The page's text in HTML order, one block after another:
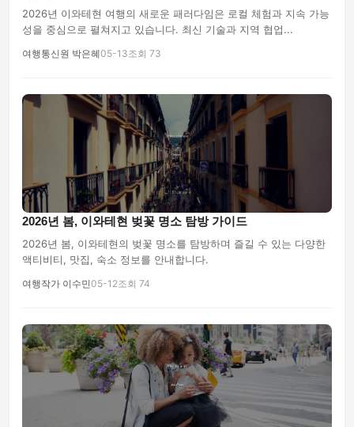
2026년 이와테현 여행의 새로운 패러다임은 로컬 체험과 지속 가능
성을 중심으로 펼쳐지고 있습니다. 최신 기술과 지역 협업...
여행통신원 박은혜05-13조회 73
2026년 봄, 이와테현 벚꽃 명소 탐방 가이드
2026년 봄, 이와테현의 벚꽃 명소를 탐방하며 즐길 수 있는 다양한
액티비티, 맛집, 숙소 정보를 안내합니다.
여행작가 이수민05-12조회 74